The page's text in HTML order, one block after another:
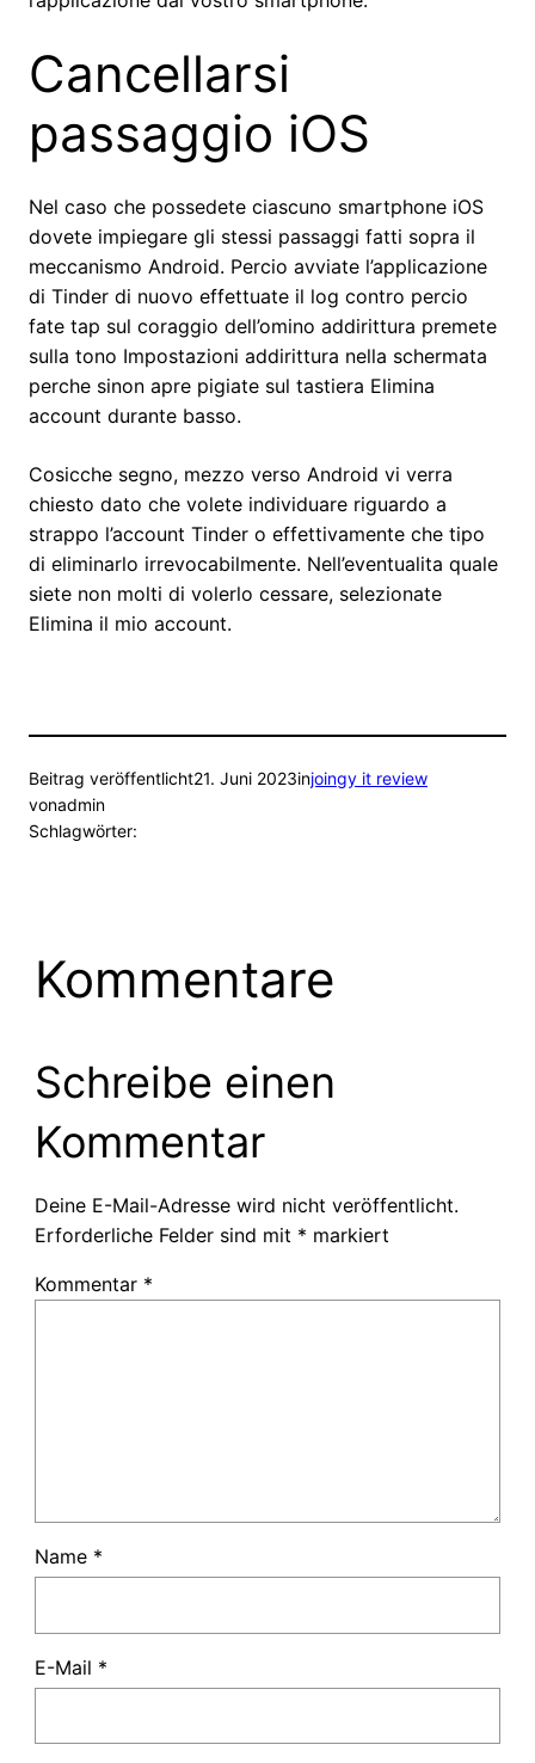
Cancellarsi
passaggio iOS
Nel caso che possedete ciascuno smartphone iOS
dovete impiegare gli stessi passaggi fatti sopra il
meccanismo Android. Percio avviate l’applicazione
di Tinder di nuovo effettuate il log contro percio
fate tap sul coraggio dell’omino addirittura premete
sulla tono Impostazioni addirittura nella schermata
perche sinon apre pigiate sul tastiera Elimina
account durante basso.
Cosicche segno, mezzo verso Android vi verra
chiesto dato che volete individuare riguardo a
strappo l’account Tinder o effettivamente che tipo
di eliminarlo irrevocabilmente. Nell’eventualita quale
siete non molti di volerlo cessare, selezionate
Elimina il mio account.
Beitrag veröffentlicht21. Juni 2023injoingy it review
vonadmin
Schlagwörter:
Kommentare
Schreibe einen
Kommentar
Deine E-Mail-Adresse wird nicht veröffentlicht.
Erforderliche Felder sind mit * markiert
Kommentar *
Name *
E-Mail *